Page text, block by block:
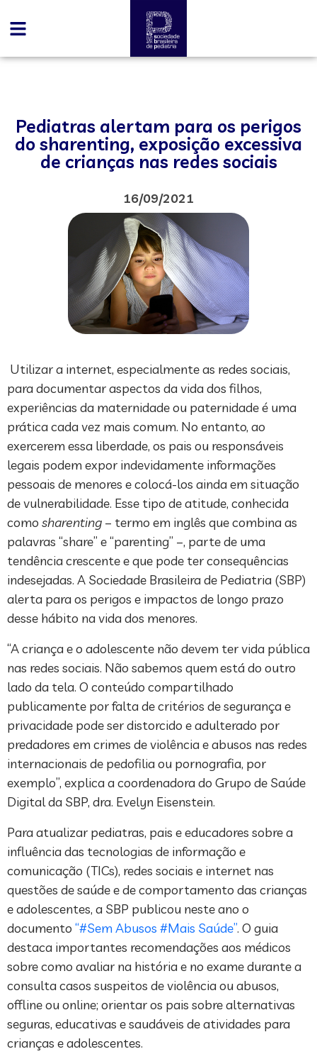
Pediatras alertam para os perigos
do sharenting, exposição excessiva
de crianças nas redes sociais
16/09/2021
Utilizar a internet, especialmente as redes sociais,
para documentar aspectos da vida dos filhos,
experiências da maternidade ou paternidade é uma
prática cada vez mais comum. No entanto, ao
exercerem essa liberdade, os pais ou responsáveis
legais podem expor indevidamente informações
pessoais de menores e colocá-los ainda em situação
de vulnerabilidade. Esse tipo de atitude, conhecida
como sharenting – termo em inglês que combina as
palavras “share” e “parenting” –, parte de uma
tendência crescente e que pode ter consequências
indesejadas. A Sociedade Brasileira de Pediatria (SBP)
alerta para os perigos e impactos de longo prazo
desse hábito na vida dos menores.
“A criança e o adolescente não devem ter vida pública
nas redes sociais. Não sabemos quem está do outro
lado da tela. O conteúdo compartilhado
publicamente por falta de critérios de segurança e
privacidade pode ser distorcido e adulterado por
predadores em crimes de violência e abusos nas redes
internacionais de pedofilia ou pornografia, por
exemplo”, explica a coordenadora do Grupo de Saúde
Digital da SBP, dra. Evelyn Eisenstein.
Para atualizar pediatras, pais e educadores sobre a
influência das tecnologias de informação e
comunicação (TICs), redes sociais e internet nas
questões de saúde e de comportamento das crianças
e adolescentes, a SBP publicou neste ano o
documento “#Sem Abusos #Mais Saúde”. O guia
destaca importantes recomendações aos médicos
sobre como avaliar na história e no exame durante a
consulta casos suspeitos de violência ou abusos,
offline ou online; orientar os pais sobre alternativas
seguras, educativas e saudáveis de atividades para
crianças e adolescentes.